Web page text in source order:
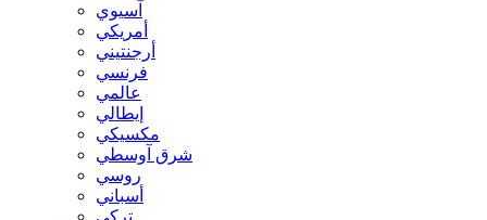
آسيوي
أمريكي
أرجنتيني
فرنسي
عالمي
إيطالي
مكسيكي
شرق آوسطي
روسي
أسباني